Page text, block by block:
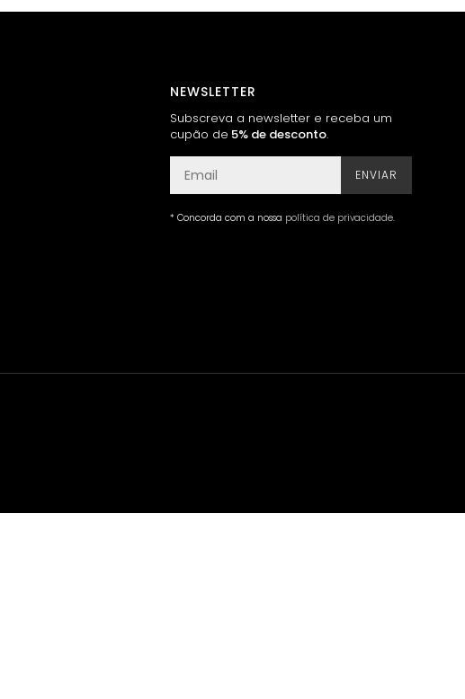
NEWSLETTER
Subscreva a newsletter e receba um
cupão de 5% de desconto.
ENVIAR
* Concorda com a nossa política de privacidade.